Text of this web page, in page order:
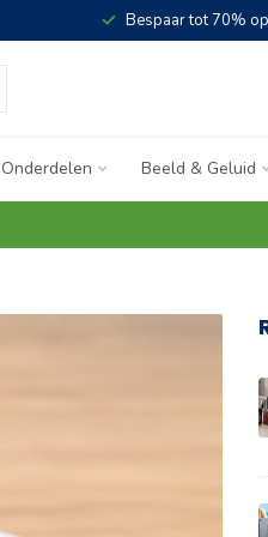
Bespaar tot 70%
Onderdelen Beeld & Geluid